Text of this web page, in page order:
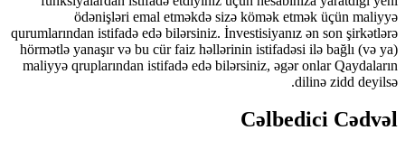
ödənişləri emal etməkdə sizə kömək etmək üçün
qurumlarından istifadə edə bilərsiniz. İnvestisiyanız ən son
hörmətlə yanaşır və bu cür faiz həllərinin istifadəsi ilə bağlı
maliyyə qruplarından istifadə edə bilərsiniz, əgər onlar
dilinə zidd
Cəlbedici